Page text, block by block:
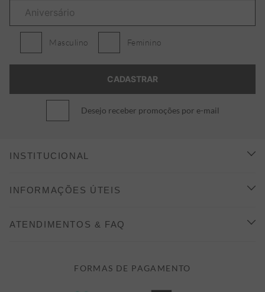
Masculino Feminino
Desejo receber promoções por e-mail
INSTITUCIONAL
CONHEÇA A ALEATORY
INFORMAÇÕES ÚTEIS
FORMAS DE PAGAMENTO
ATENDIMENTOS & FAQ
FORMAS DE PAGAMENTO